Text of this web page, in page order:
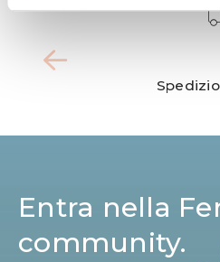
Entra nella
community.